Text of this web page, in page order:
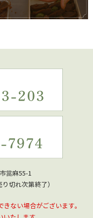
當麻55-1
切れ次第終了）
ない場合がございます。